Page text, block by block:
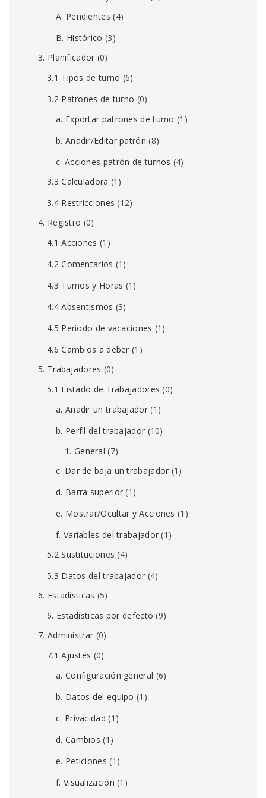
A. Pendientes (4)
B. Histórico (3)
3. Planificador (0)
3.1 Tipos de turno (6)
3.2 Patrones de turno (0)
a. Exportar patrones de turno (1)
b. Añadir/Editar patrón (8)
c. Acciones patrón de turnos (4)
3.3 Calculadora (1)
3.4 Restricciones (12)
4. Registro (0)
4.1 Acciones (1)
4.2 Comentarios (1)
4.3 Turnos y Horas (1)
4.4 Absentismos (3)
4.5 Periodo de vacaciones (1)
4.6 Cambios a deber (1)
5. Trabajadores (0)
5.1 Listado de Trabajadores (0)
a. Añadir un trabajador(1)
b. Perfil del trabajador (10)
1. General (7)
c. Dar de baja un trabajador (1)
d. Barra superior (1)
e. Mostrar/Ocultar y Acciones (1)
f. Variables del trabajador (1)
5.2 Sustituciones (4)
5.3 Datos del trabajador (4)
6. Estadísticas (5)
6. Estadísticas por defecto (9)
7. Administrar (0)
7.1 Ajustes (0)
a. Configuración general (6)
b. Datos del equipo (1)
c. Privacidad (1)
d. Cambios (1)
e. Peticiones (1)
f. Visualización (1)